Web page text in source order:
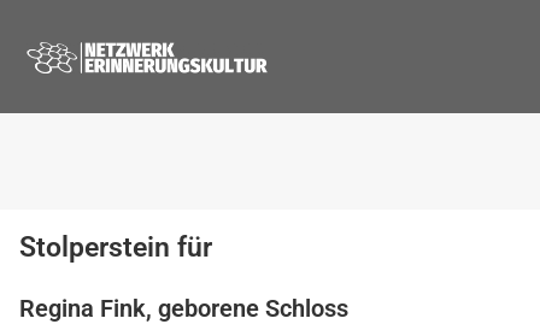
Stolperstein für
Regina Fink, geborene Schloss